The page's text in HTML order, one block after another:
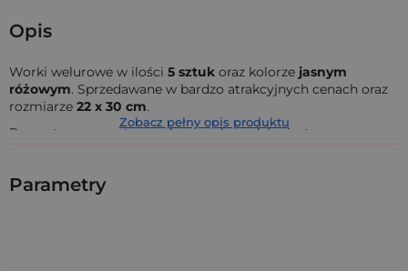
Opis
Worki welurowe w ilości 5 sztuk oraz kolorze jasnym
różowym. Sprzedawane w bardzo atrakcyjnych cenach oraz
rozmiarze 22 x 30 cm.
Prezentowany zestaw welurowych worków jest
dość, że są bardzo przyjemne w dotyku to w dodatku posłużą
Zobacz pełny opis produktu
Parametry